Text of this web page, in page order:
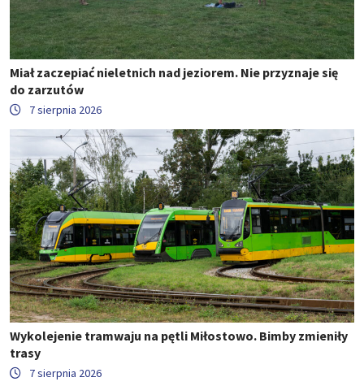
Miał zaczepiać nieletnich nad jeziorem. Nie przyznaje się
do zarzutów
7 sierpnia 2026
Wykolejenie tramwaju na pętli Miłostowo. Bimby zmieniły
trasy
7 sierpnia 2026